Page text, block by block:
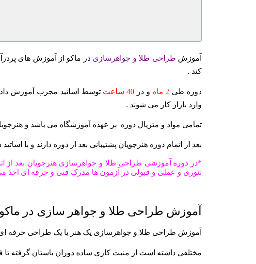
آموزش طراحی طلا و جواهرسازی در ماکو از آموزش های
کند .
دوره طی و در 40 ساعت
توسط اساتید مجرب آموزش
وارد بازار کار می شوند .
تمامی مواد و متریال دوره بر عهده آموزشگاه می باشد و
بعد از اتمام دوره هنرجویان پشتیبانی بعد از دوره دارند و با
*در دوره آموزشی طراحی طلا و جواهرسازی هنرجویان بعد از
تئوری و عملی و قبولی در آزمون ها مدرک فنی و حرفه ای اخذ
آموزش طراحی طلا و جواهر سازی در ماکو
آموزش طراحی طلا و جواهرسازی یک هنر یا یک طراحی حرفه
مختلفی داشته است از منبت کاری ساده دوران باستان گرفته